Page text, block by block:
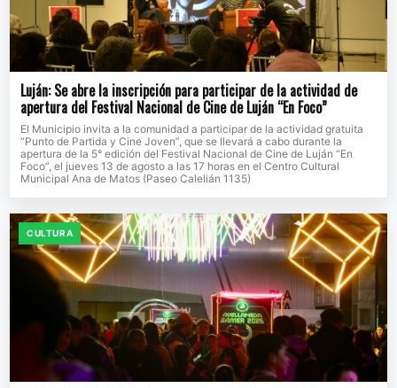
Luján: Se abre la inscripción para participar de la actividad de
apertura del Festival Nacional de Cine de Luján “En Foco”
El Municipio invita a la comunidad a participar de la actividad gratuita
“Punto de Partida y Cine Joven”, que se llevará a cabo durante la
apertura de la 5° edición del Festival Nacional de Cine de Luján “En
Foco”, el jueves 13 de agosto a las 17 horas en el Centro Cultural
Municipal Ana de Matos (Paseo Calelián 1135)
CULTURA